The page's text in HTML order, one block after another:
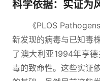
科学依据：实证为
《PLOS
新发现的病毒与已知毒
了澳大利亚1994年亨
毒的致命性。这些实证